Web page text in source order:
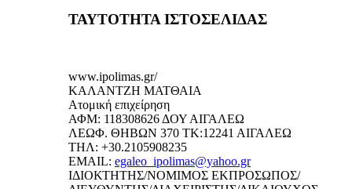
ΤΑΥΤΟΤΗΤΑ ΙΣΤΟΣΕΛΙΔΑΣ
www.ipolimas.gr/
ΚΑΛΑΝΤΖΗ ΜΑΤΘΑΙΑ
Ατομική επιχείρηση
ΑΦΜ: 118308626 ΔΟΥ ΑΙΓΑΛΕΩ
ΛΕΩΦ. ΘΗΒΩΝ 370 ΤΚ:12241 ΑΙΓΑΛΕΩ
ΤΗΛ: +30.2105908235
EMAIL: egaleo_ipolimas@yahoo.gr
ΙΔΙΟΚΤΗΤΗΣ/ΝΟΜΙΜΟΣ ΕΚΠΡΟΣΩΠΟΣ/